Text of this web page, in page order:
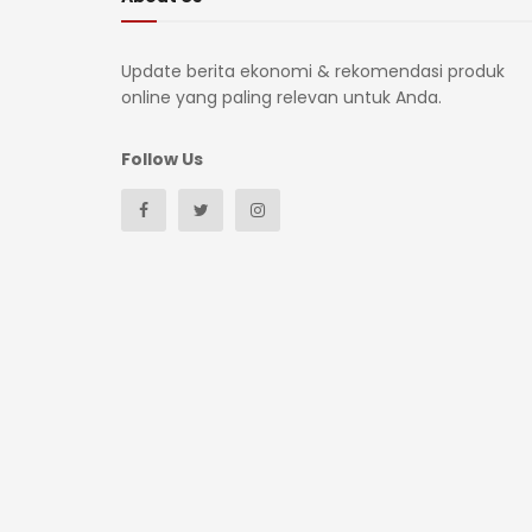
Update berita ekonomi & rekomendasi produk
online yang paling relevan untuk Anda.
Follow Us